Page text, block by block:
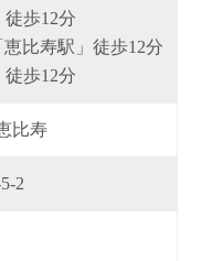
歩12分
比寿駅」徒歩12分
歩12分
比寿
2